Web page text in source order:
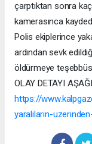
çarptıktan sonra
kamerasınca
Polis ekiplerince
ardından sevk
öldürmeye
OLAY DETAYI
https://
yaralilarin-